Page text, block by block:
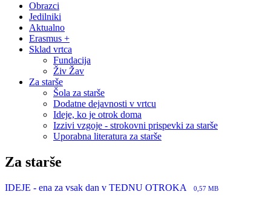
Obrazci
Jedilniki
Aktualno
Erasmus +
Sklad vrtca
Fundacija
Živ Žav
Za starše
Šola za starše
Dodatne dejavnosti v vrtcu
Ideje, ko je otrok doma
Izzivi vzgoje - strokovni prispevki za starše
Uporabna literatura za starše
Za starše
IDEJE - ena za vsak dan v TEDNU OTROKA 0,57 MB